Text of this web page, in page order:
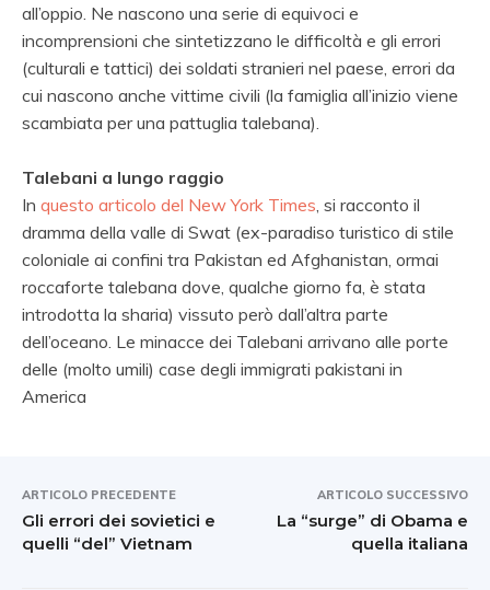
all’oppio. Ne nascono una serie di equivoci e
incomprensioni che sintetizzano le difficoltà e gli errori
(culturali e tattici) dei soldati stranieri nel paese, errori da
cui nascono anche vittime civili (la famiglia all’inizio viene
scambiata per una pattuglia talebana).
Talebani a lungo raggio
In questo articolo del New York Times , si racconto il
dramma della valle di Swat (ex-paradiso turistico di stile
coloniale ai confini tra Pakistan ed Afghanistan, ormai
roccaforte talebana dove, qualche giorno fa, è stata
introdotta la sharia) vissuto però dall’altra parte
dell’oceano. Le minacce dei Talebani arrivano alle porte
delle (molto umili) case degli immigrati pakistani in
America
ARTICOLO PRECEDENTE
Gli errori dei sovietici e
quelli “del” Vietnam
ARTICOLO SUCCESSIVO
La “surge” di Obama e
quella italiana